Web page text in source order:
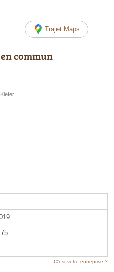
Trajet Maps
commun
C'est votre entreprise ?